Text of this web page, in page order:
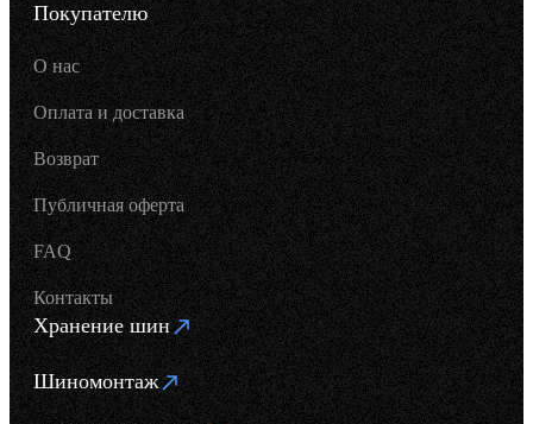
Покупателю
О нас
Оплата и доставка
Возврат
Публичная оферта
FAQ
Контакты
Хранение шин
Шиномонтаж